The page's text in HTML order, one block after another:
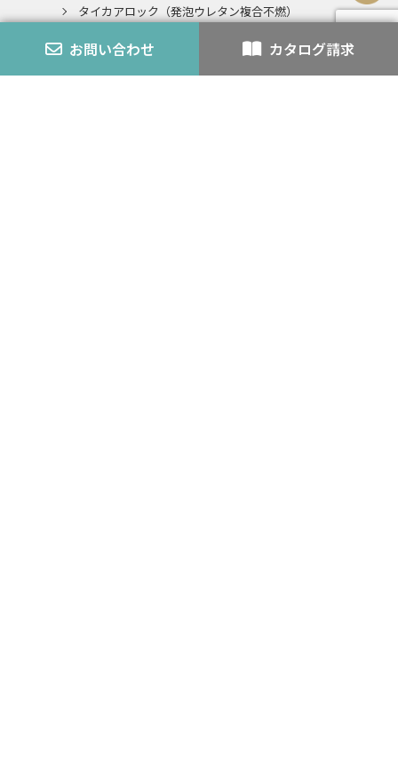
お問い合わせ カタログ請求
タイカアロック（発泡ウレタン複合不燃）
発泡ウレタンとの複合不燃認定とは
エコアロック